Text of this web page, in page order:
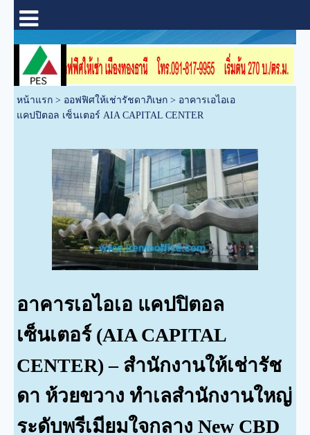
หน้าแรก > ออฟฟิศให้เช่ารัชดาภิเษก > อาคารเอไอเอ
แคปปิตอล เซ็นเตอร์ AIA CAPITAL CENTER
อาคารเอไอเอ แคปปิตอล
เซ็นเตอร์ (AIA CAPITAL
CENTER) – สำนักงานให้เช่ารัช
ดา ห้วยขวาง ทำเลสำนักงานใหญ่
ระดับพรีเมียมใจกลาง New CBD